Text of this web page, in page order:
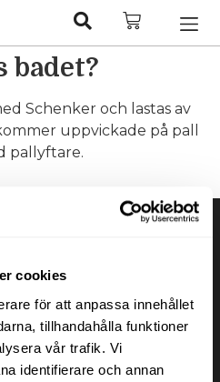
cookies
för att anpassa innehållet
tillhandahålla funktioner
vår trafik. Vi
identifierare och annan
badet?
Schenker och lastas av
uppvickade på pall
pallyftare.
Badtunnor